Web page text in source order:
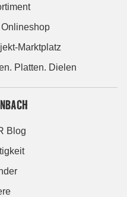
Marktplatz
Platten. Dielen
Blog